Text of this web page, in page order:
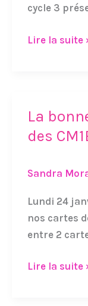
cycle 3
Lire la suite
La
des
Sandra
Lundi 24
nos cartes
entre 2
La
bonne
façon
des
CM1B
Lire la suite